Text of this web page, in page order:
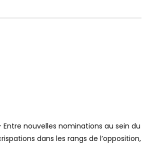
Entre nouvelles nominations au sein du
dans les rangs de l’opposition,